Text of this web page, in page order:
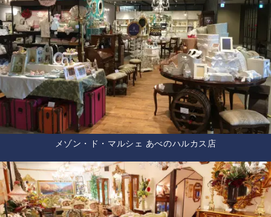
メゾン・ド・マルシェ あべのハルカス店